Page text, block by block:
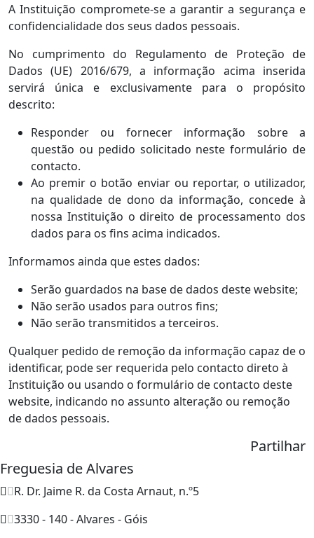
A Instituição compromete-se a garantir a segurança e
confidencialidade dos seus dados pessoais.
No cumprimento do Regulamento de Proteção de
Dados (UE) 2016/679, a informação acima inserida
servirá única e exclusivamente para o propósito
descrito:
Responder ou fornecer informação sobre a
questão ou pedido solicitado neste formulário de
contacto.
Ao premir o botão enviar ou reportar, o utilizador,
na qualidade de dono da informação, concede à
nossa Instituição o direito de processamento dos
dados para os fins acima indicados.
Informamos ainda que estes dados:
Serão guardados na base de dados deste website;
Não serão usados para outros fins;
Não serão transmitidos a terceiros.
Qualquer pedido de remoção da informação capaz de o
identificar, pode ser requerida pelo contacto direto à
Instituição ou usando o formulário de contacto deste
website, indicando no assunto alteração ou remoção
de dados pessoais.
Partilhar
Freguesia de Alvares
R. Dr. Jaime R. da Costa Arnaut, n.º5
3330 - 140 - Alvares - Góis